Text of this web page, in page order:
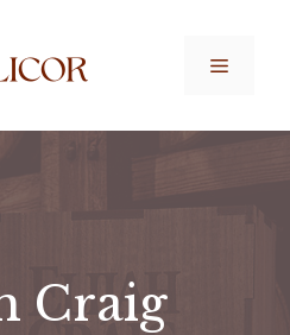
Menú
Craig